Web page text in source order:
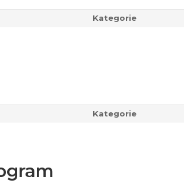
Kategorie
Kategorie